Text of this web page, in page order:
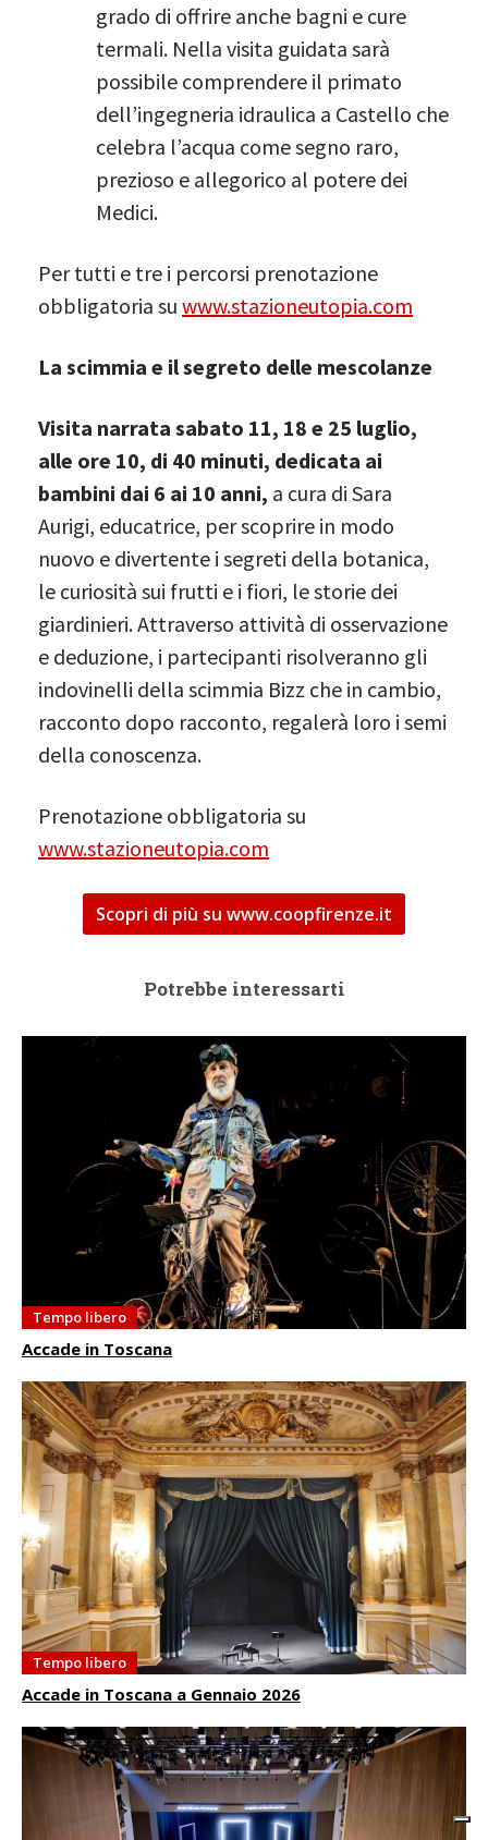
grado di offrire anche bagni e cure
termali. Nella visita guidata sarà
possibile comprendere il primato
dell’ingegneria idraulica a Castello che
celebra l’acqua come segno raro,
prezioso e allegorico al potere dei
Medici.
Per tutti e tre i percorsi prenotazione
obbligatoria su www.stazioneutopia.com
La scimmia e il segreto delle mescolanze
Visita narrata sabato 11, 18 e 25 luglio,
alle ore 10, di 40 minuti, dedicata ai
bambini dai 6 ai 10 anni, a cura di Sara
Aurigi, educatrice, per scoprire in modo
nuovo e divertente i segreti della botanica,
le curiosità sui frutti e i fiori, le storie dei
giardinieri. Attraverso attività di osservazione
e deduzione, i partecipanti risolveranno gli
indovinelli della scimmia Bizz che in cambio,
racconto dopo racconto, regalerà loro i semi
della conoscenza.
Prenotazione obbligatoria su
www.stazioneutopia.com
Scopri di più su www.coopfirenze.it
Potrebbe interessarti
Tempo libero
Accade in Toscana
Tempo libero
Accade in Toscana a Gennaio 2026